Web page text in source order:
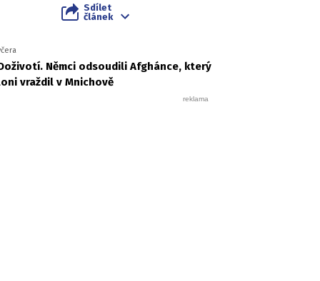
Sdílet
článek
Němci odsoudili Afghánce, který
vraždil v Mnichově